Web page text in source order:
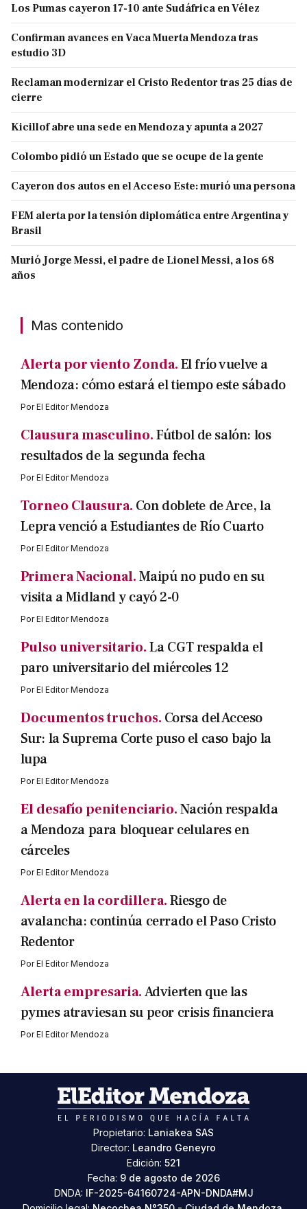
Los Pumas cayeron 17-10 ante Sudáfrica en Vélez
Confirman avances en Vaca Muerta Mendoza tras
estudio 3D
Reclaman modernizar el Cristo Redentor tras 25 días de
cierre
Kicillof abre una sede en Mendoza y apunta a 2027
Colombo pidió un Estado que se ocupe de la gente
Cayeron dos autos en el Acceso Este: murió una persona
FEM alerta por la tensión diplomática entre Argentina y
Brasil
Murió Jorge Messi, el padre de Lionel Messi, a los 68
años
Mas contenido
Alerta por viento Zonda.El frío vuelve a
Mendoza: cómo estará el tiempo este sábado
PorEl Editor Mendoza
Clausura masculino.Fútbol de salón: los
resultados de la segunda fecha
PorEl Editor Mendoza
Torneo Clausura. Con doblete de Arce, la
Lepra venció a Estudiantes de Río Cuarto
PorEl Editor Mendoza
Primera Nacional.Maipú no pudo en su
visita a Midland y cayó 2-0
PorEl Editor Mendoza
Pulso universitario.La CGT respalda el
paro universitario del miércoles 12
PorEl Editor Mendoza
Documentos truchos. Corsa del Acceso
Sur: la Suprema Corte puso el caso bajo la
lupa
PorEl Editor Mendoza
El desafío penitenciario.Nación respalda
a Mendoza para bloquear celulares en
cárceles
PorEl Editor Mendoza
Alerta en la cordillera.Riesgo de
avalancha: continúa cerrado el Paso Cristo
Redentor
PorEl Editor Mendoza
Alerta empresaria.Advierten que las
pymes atraviesan su peor crisis financiera
PorEl Editor Mendoza
Propietario: Laniakea SAS
Director: Leandro Geneyro
Edición: 521
Fecha: 9 de agosto de 2026
DNDA: IF-2025-64160724-APN-DNDA#MJ